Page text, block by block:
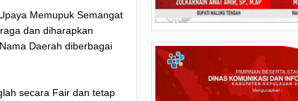
Memupuk Semangat
dan diharapkan
Daerah diberbagai
secara Fair dan tetap